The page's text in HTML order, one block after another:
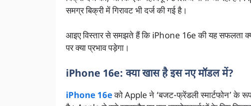
समग्र बिक्री में गिरावट भी दर्ज की गई है।
आइए विस्तार से समझते हैं कि iPhone 16e की यह सफलता
पर क्या प्रभाव पड़ेगा।
iPhone 16e: क्या खास है इस नए मॉडल में?
iPhone 16eको Apple ने ‘बजट-फ्रेंडली स्मार्टफोन’ के